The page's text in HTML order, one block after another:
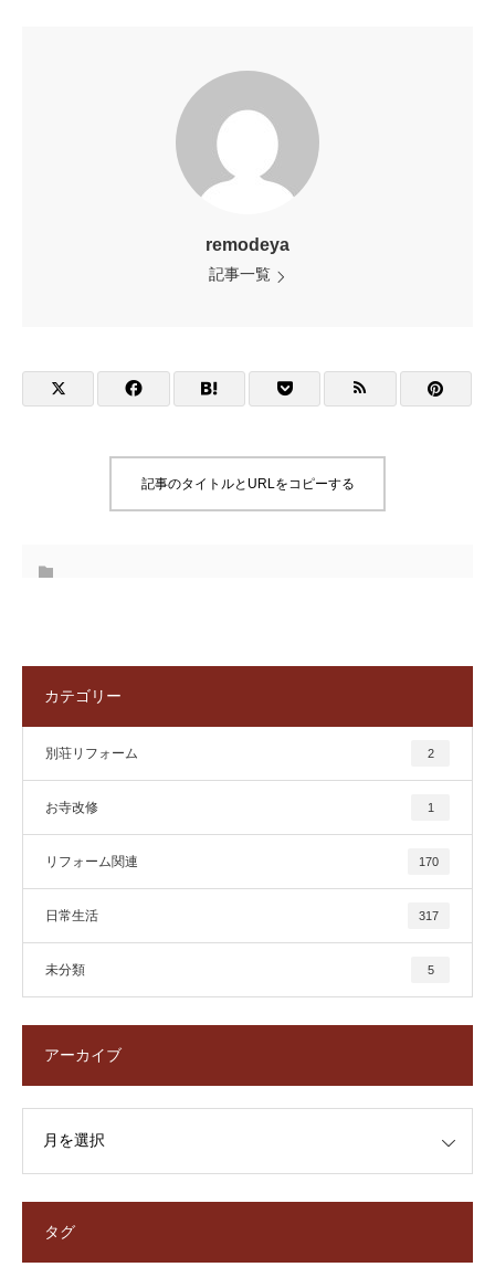
remodeya
記事一覧
記事のタイトルとURLをコピーする
カテゴリー
別荘リフォーム 2
お寺改修 1
リフォーム関連 170
日常生活 317
未分類 5
アーカイブ
タグ